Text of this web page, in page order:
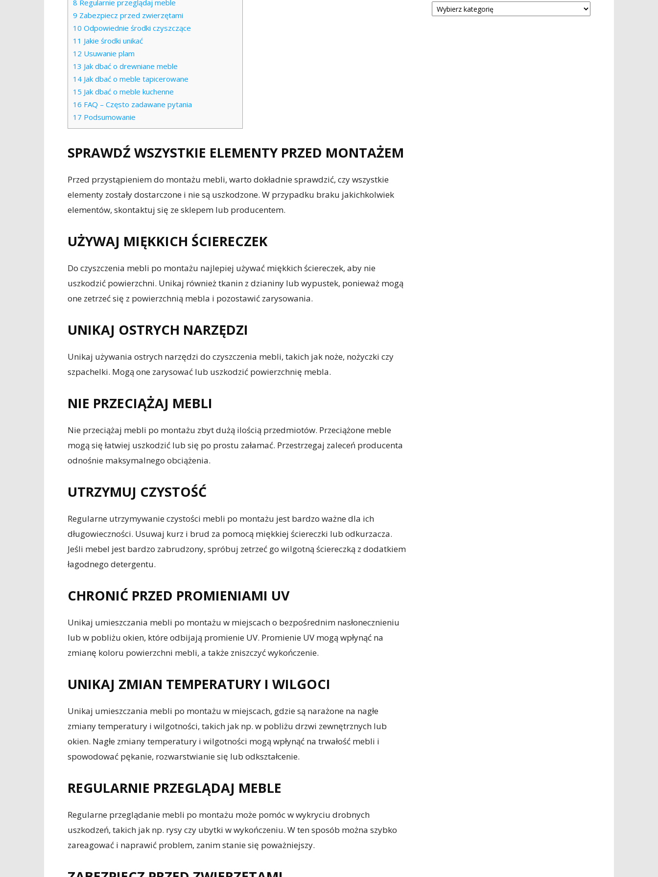
8 Regularnie przeglądaj meble
9 Zabezpiecz przed zwierzętami
10 Odpowiednie środki czyszczące
11 Jakie środki unikać
12 Usuwanie plam
13 Jak dbać o drewniane meble
14 Jak dbać o meble tapicerowane
15 Jak dbać o meble kuchenne
16 FAQ – Często zadawane pytania
17 Podsumowanie
SPRAWDŹ WSZYSTKIE ELEMENTY PRZED MONTAŻEM
Przed przystąpieniem do montażu mebli, warto dokładnie sprawdzić, czy wszystkie
elementy zostały dostarczone i nie są uszkodzone. W przypadku braku jakichkolwiek
elementów, skontaktuj się ze sklepem lub producentem.
UŻYWAJ MIĘKKICH ŚCIERECZEK
Do czyszczenia mebli po montażu najlepiej używać miękkich ściereczek, aby nie
uszkodzić powierzchni. Unikaj również tkanin z dzianiny lub wypustek, ponieważ mogą
one zetrzeć się z powierzchnią mebla i pozostawić zarysowania.
UNIKAJ OSTRYCH NARZĘDZI
Unikaj używania ostrych narzędzi do czyszczenia mebli, takich jak noże, nożyczki czy
szpachelki. Mogą one zarysować lub uszkodzić powierzchnię mebla.
NIE PRZECIĄŻAJ MEBLI
Nie przeciążaj mebli po montażu zbyt dużą ilością przedmiotów. Przeciążone meble
mogą się łatwiej uszkodzić lub się po prostu załamać. Przestrzegaj zaleceń producenta
odnośnie maksymalnego obciążenia.
UTRZYMUJ CZYSTOŚĆ
Regularne utrzymywanie czystości mebli po montażu jest bardzo ważne dla ich
długowieczności. Usuwaj kurz i brud za pomocą miękkiej ściereczki lub odkurzacza.
Jeśli mebel jest bardzo zabrudzony, spróbuj zetrzeć go wilgotną ściereczką z dodatkiem
łagodnego detergentu.
CHRONIĆ PRZED PROMIENIAMI UV
Unikaj umieszczania mebli po montażu w miejscach o bezpośrednim nasłonecznieniu
lub w pobliżu okien, które odbijają promienie UV. Promienie UV mogą wpłynąć na
zmianę koloru powierzchni mebli, a także zniszczyć wykończenie.
UNIKAJ ZMIAN TEMPERATURY I WILGOCI
Unikaj umieszczania mebli po montażu w miejscach, gdzie są narażone na nagłe
zmiany temperatury i wilgotności, takich jak np. w pobliżu drzwi zewnętrznych lub
okien. Nagłe zmiany temperatury i wilgotności mogą wpłynąć na trwałość mebli i
spowodować pękanie, rozwarstwianie się lub odkształcenie.
REGULARNIE PRZEGLĄDAJ MEBLE
Regularne przeglądanie mebli po montażu może pomóc w wykryciu drobnych
uszkodzeń, takich jak np. rysy czy ubytki w wykończeniu. W ten sposób można szybko
zareagować i naprawić problem, zanim stanie się poważniejszy.